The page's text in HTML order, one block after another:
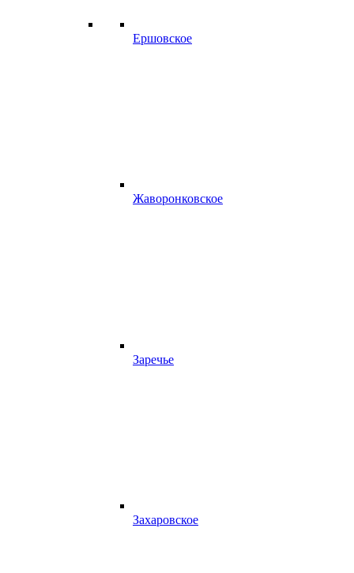
Ершовское
Жаворонковское
Заречье
Захаровское